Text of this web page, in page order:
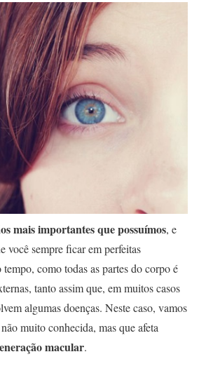
mais importantes que possuímos, e
você sempre ficar em perfeitas
como todas as partes do corpo é
tanto assim que, em muitos casos
algumas doenças. Neste caso, vamos
muito conhecida, mas que afeta
macular.